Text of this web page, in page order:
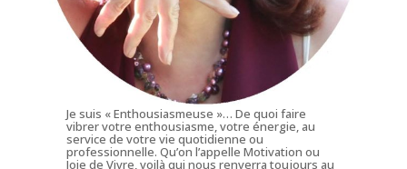
Je suis « Enthousiasmeuse »… De quoi faire
vibrer votre enthousiasme, votre énergie, au
service de votre vie quotidienne ou
professionnelle. Qu’on l’appelle Motivation ou
Joie de Vivre, voilà qui nous renverra toujours au